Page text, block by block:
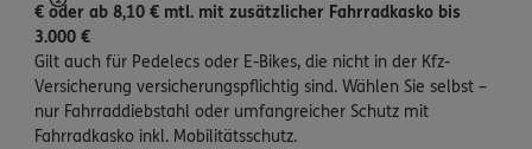
€ oder ab 8,10 € mtl. mit zusätzlicher Fahrradkasko bis
3.000 €
Gilt auch für Pedelecs oder E-Bikes, die nicht in der Kfz-
Versicherung versicherungspflichtig sind. Wählen Sie selbst –
nur Fahrraddiebstahl oder umfangreicher Schutz mit
Fahrradkasko inkl. Mobilitätsschutz.